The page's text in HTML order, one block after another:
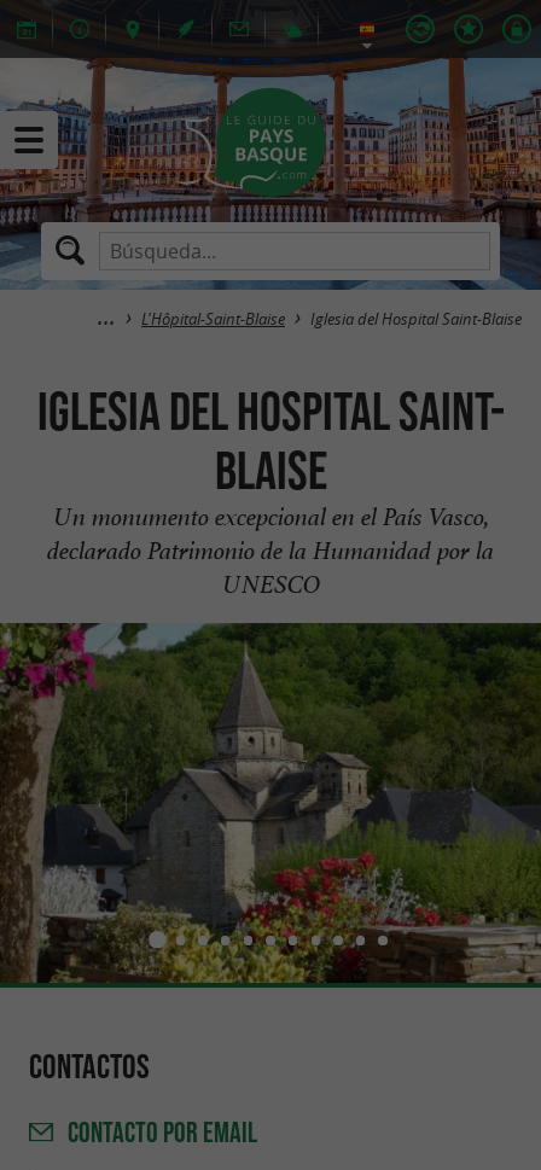
L'Hôpital-Saint-Blaise Iglesia del Hospital Saint-Blaise
Iglesia del Hospital Saint-
Blaise
Un monumento excepcional en el País Vasco,
declarado Patrimonio de la Humanidad por la
UNESCO
Contactos
CONTACTO POR EMAIL